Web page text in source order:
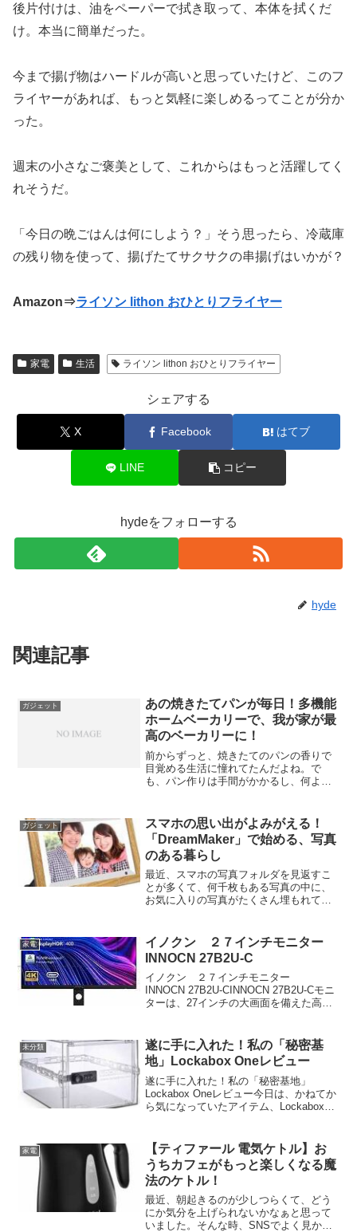
後片付けは、油をペーパーで拭き取って、本体を拭くだ
け。本当に簡単だった。
今まで揚げ物はハードルが高いと思っていたけど、このフ
ライヤーがあれば、もっと気軽に楽しめるってことが分か
った。
週末の小さなご褒美として、これからはもっと活躍してく
れそうだ。
「今日の晩ごはんは何にしよう？」そう思ったら、冷蔵庫
の残り物を使って、揚げたてサクサクの串揚げはいかが？
Amazon⇒ライソン lithon おひとりフライヤー
家電 生活 ライソン lithon おひとりフライヤー
シェアする
X Facebook はてブ
LINE コピー
hydeをフォローする
hyde
関連記事
ガジェット
あの焼きたてパンが毎日！多機能
ホームベーカリーで、我が家が最
高のベーカリーに！
前からずっと、焼きたてのパンの香りで
目覚める生活に憧れてたんだよね。で
も、パン作りは手間がかかるし、何より
リー（1斤タイプ）を買っちゃいました！
「そんなにパンばっかり焼...
ガジェット
スマホの思い出がよみがえる！
「DreamMaker」で始める、写真
のある暮らし
最近、スマホの写真フォルダを見返すこ
とが多くて、何千枚もある写真の中に、
お気に入りの写真がたくさん埋もれてい
ったいないなぁって思ってて。そこで、
思い切って「DreamM...
家電
イノクン ２７インチモニター
INNOCN 27B2U-C
イノクン ２７インチモニター
INNOCN 27B2U-CINNOCN 27B2U-Cモニ
ターは、27インチの大画面を備えた高性
ルです。このモニターはアンチぐエアで
しか...
未分類
遂に手に入れた！私の「秘密基
地」Lockabox Oneレビュー
遂に手に入れた！私の「秘密基地」
Lockabox Oneレビュー今日は、かねてか
ら気になっていたアイテム、Lockabox
に触られたくないものたちの収納に頭を
悩ま...
家電
【ティファール 電気ケトル】お
うちカフェがもっと楽しくなる魔
法のケトル！
最近、朝起きるのが少しつらくて、どう
にか気分を上げられないかなぁと思って
いました。そんな時、SNSでよく見かけ